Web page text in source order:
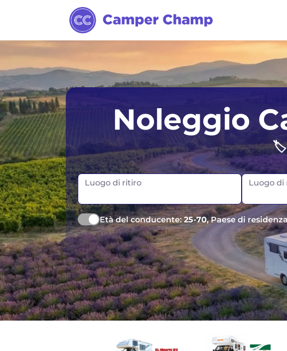
Melbourne
Tasmania
Noleggio
🏷️
Luogo di ritiro Luogo di
Età del conducente:25-70, Paese di